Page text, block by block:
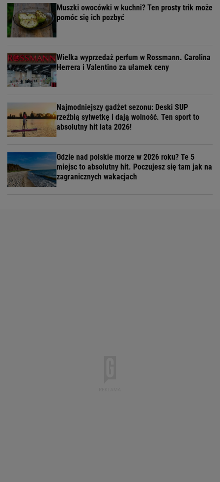
Muszki owocówki w kuchni? Ten prosty trik może
pomóc się ich pozbyć
Wielka wyprzedaż perfum w Rossmann. Carolina
Herrera i Valentino za ułamek ceny
Najmodniejszy gadżet sezonu: Deski SUP
rzeźbią sylwetkę i dają wolność. Ten sport to
absolutny hit lata 2026!
Gdzie nad polskie morze w 2026 roku? Te 5
miejsc to absolutny hit. Poczujesz się tam jak na
zagranicznych wakacjach